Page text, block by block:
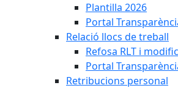
Plantilla 2026
Portal
Relació llocs de treball
Refosa RLT i
Portal
Retribucions personal